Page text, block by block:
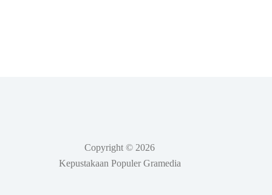
Copyright © 2026
Kepustakaan Populer Gramedia